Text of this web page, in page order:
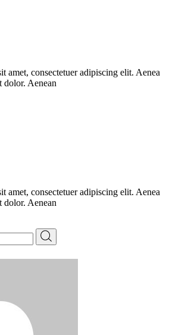
amet, consectetuer adipiscing elit. Aenea
dolor. Aenean
amet, consectetuer adipiscing elit. Aenea
dolor. Aenean